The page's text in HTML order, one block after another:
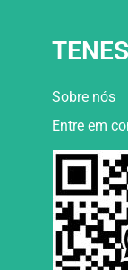
Sobre nós
Entre em